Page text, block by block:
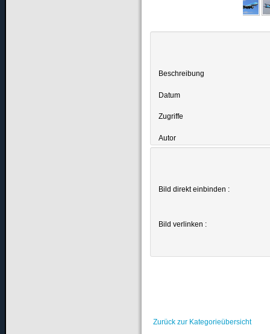
Beschreibung
Datum
Zugriffe
Autor
Bild direkt einbinden :
Bild verlinken :
Zurück zur Kategorieübersicht